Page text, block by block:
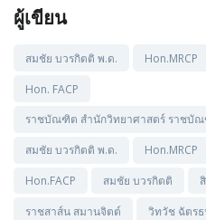
ผู้เขียน
สมชัย บวรกิตติ พ.ด. Hon.MRCP
Hon. FACP
ราชบัณฑิต สำนักวิทยาศาสตร์ ราชบัณ
สมชัย บวรกิตติ พ.ด.
Hon.MRCP
Hon.FACP
สมชัย บวรกิตติ
ราชสาส์น สมานจิตต์
วิทวัช ฉัตรธ